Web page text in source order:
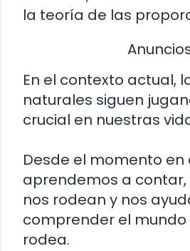
la teoría de las
En el contexto actual,
naturales siguen
crucial en nuestras
Desde el momento en
aprendemos a contar,
nos rodean y nos
comprender el mundo
rodea.